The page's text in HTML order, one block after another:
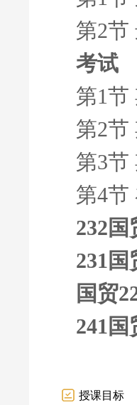
第2节
考试
第1节
第2节
第3节
第4节
232
231
国贸
241
授课目标